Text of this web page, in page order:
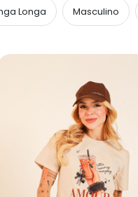
Longa Masculino